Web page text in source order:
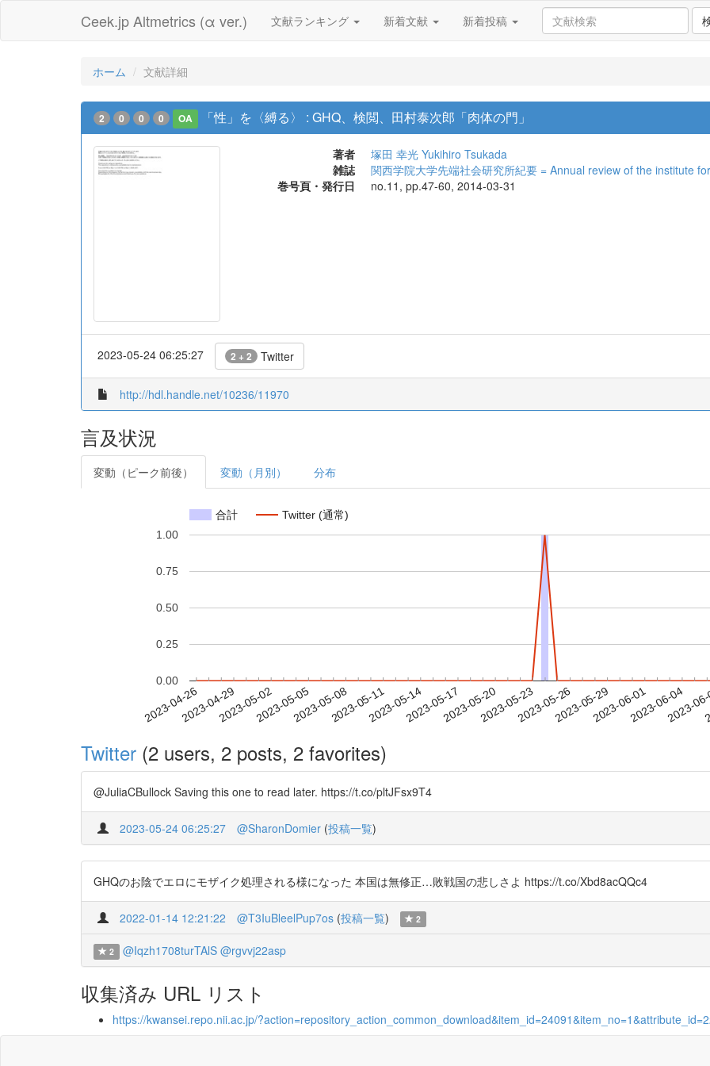
Ceek.jp Altmetrics (α ver.) 文献ランキング 新着文献 新着投稿
ホーム 文献詳細
2 0 0 0 OA 「性」を〈縛る〉 : GHQ、検閲、田村泰次郎「肉体の門」
著者 塚田 幸光 Yukihiro Tsukada
雑誌
関西学院大学先端社会研究所紀要 = Annual review of the institute
巻号頁・発行日
no.11, pp.47-60, 2014-03-31
2023-05-24 06:25:27 2 + 2 Twitter
http://hdl.handle.net/10236/11970
言及状況
変動（ピーク前後） 変動（月別） 分布
合計 Twitter (通常)
2023-04-262023-04-292023-05-022023-05-052023-05-082023-05-112023-05-142023-05-172023-05-202023-05-232023-05-262023-05-292023-06-012023-06-04
2023-
0.00
0.25
0.50
0.75
1.00
Twitter (2 users, 2 posts, 2 favorites)
@JuliaCBullock Saving this one to read later. https://t.co/pltJFsx9T4
2023-05-24 06:25:27 @SharonDomier (投稿一覧)
GHQのお陰でエロにモザイク処理される様になった 本国は無修正…敗戦国の悲しさよ https://t.co/Xbd8acQQc4
2022-01-14 12:21:22 @T3IuBleelPup7os (投稿一覧) 2
2 @Iqzh1708turTAlS @rgvvj22asp
収集済み URL リスト
https://kwansei.repo.nii.ac.jp/